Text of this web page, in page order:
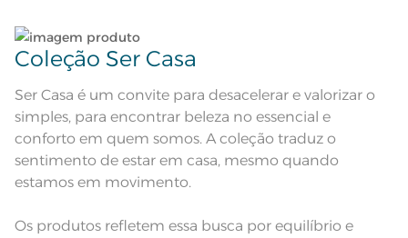
Observações
Coleção Ser Casa
Ser Casa é um convite para desacelerar e valorizar o
simples, para encontrar beleza no essencial e
conforto em quem somos. A coleção traduz o
sentimento de estar em casa, mesmo quando
estamos em movimento.
Os produtos refletem essa busca por equilíbrio e